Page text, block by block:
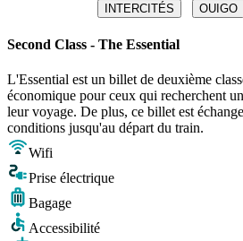
INTERCITÉS OUIGO
Second Class - The Essential
L'Essential est un billet de deuxième
économique pour ceux qui recherchent
leur voyage. De plus, ce billet est
conditions jusqu'au départ du train.
Wifi
Prise électrique
Bagage
Accessibilité